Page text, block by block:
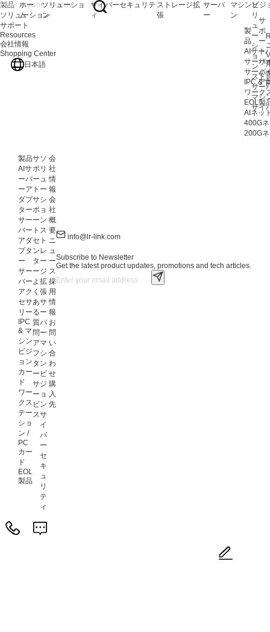
製
品
AIサー
サーバ
サーバ
IPC &
ワーク
EOL製
AIネッ
400G
200G
ソ
リ
ュ
ー
シ
ョ
ン
スト
サー
マシ
サイ
サ
ポ
ー
ト
サ
よ
ア
製品
ソリューション
サポート
Resources
会社情報
Shopping Center
日本語
ホー
ム
ソリューショ
ン
サイバーセキュリテ
ィ
ストレージ拡
張
サーバ
ー
マシンビジ
ン
製品
AIサ
ーバ
ーア
ダプ
ター
サー
バー
アダ
プタ
ー
サー
バー
アク
セサ
リー
IPC
& マ
シン
ビジ
ョン
カー
ド
ワー
クス
テー
ショ
ン /
PC
カー
ド
EOL
製品
サ
ポ
ー
ト
サ
ポ
ー
ト
セ
ン
タ
ー
よ
く
あ
る
質
問
ア
フ
タ
ー
サ
ー
ビ
ス
ソ
リ
ュ
ー
シ
ョ
ン
ス
ト
レ
ー
ジ
拡
張
サ
ー
バ
ー
マ
シ
ン
ビ
ジ
ョ
ン
サ
イ
バ
ー
セ
キ
ュ
リ
テ
ィ
会
社
情
報
会
社
概
要
ニ
ュ
ー
ス
採
用
情
報
お
問
い
合
わ
せ
購
入
先
info@lr-link.com
Subscribe to Newsletter
Get the latest product updates, promotions and tech articles.